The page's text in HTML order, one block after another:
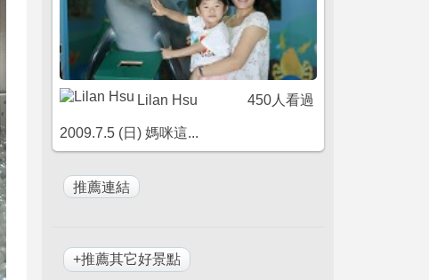
Lilan Hsu 450人看過
2009.7.5 (日) 媽咪這...
+推薦其它好景點